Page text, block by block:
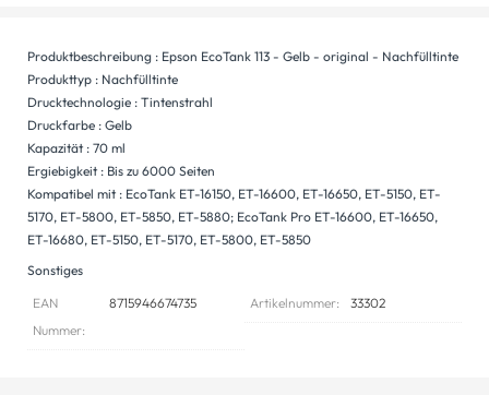
Produktbeschreibung : Epson EcoTank 113 - Gelb - original - Nachfülltinte
Produkttyp : Nachfülltinte
Drucktechnologie : Tintenstrahl
Druckfarbe : Gelb
Kapazität : 70 ml
Ergiebigkeit : Bis zu 6000 Seiten
Kompatibel mit : EcoTank ET-16150, ET-16600, ET-16650, ET-5150, ET-
5170, ET-5800, ET-5850, ET-5880; EcoTank Pro ET-16600, ET-16650,
ET-16680, ET-5150, ET-5170, ET-5800, ET-5850
Sonstiges
EAN
Nummer:
8715946674735 Artikelnummer: 33302